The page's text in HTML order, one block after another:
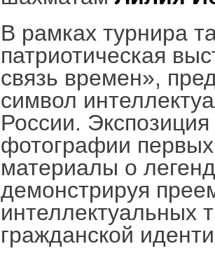
В рамках турнира
патриотическая
связь времен»,
символ
России.
фотографии
материалы о
демонстрируя
интеллектуальных
гражданской